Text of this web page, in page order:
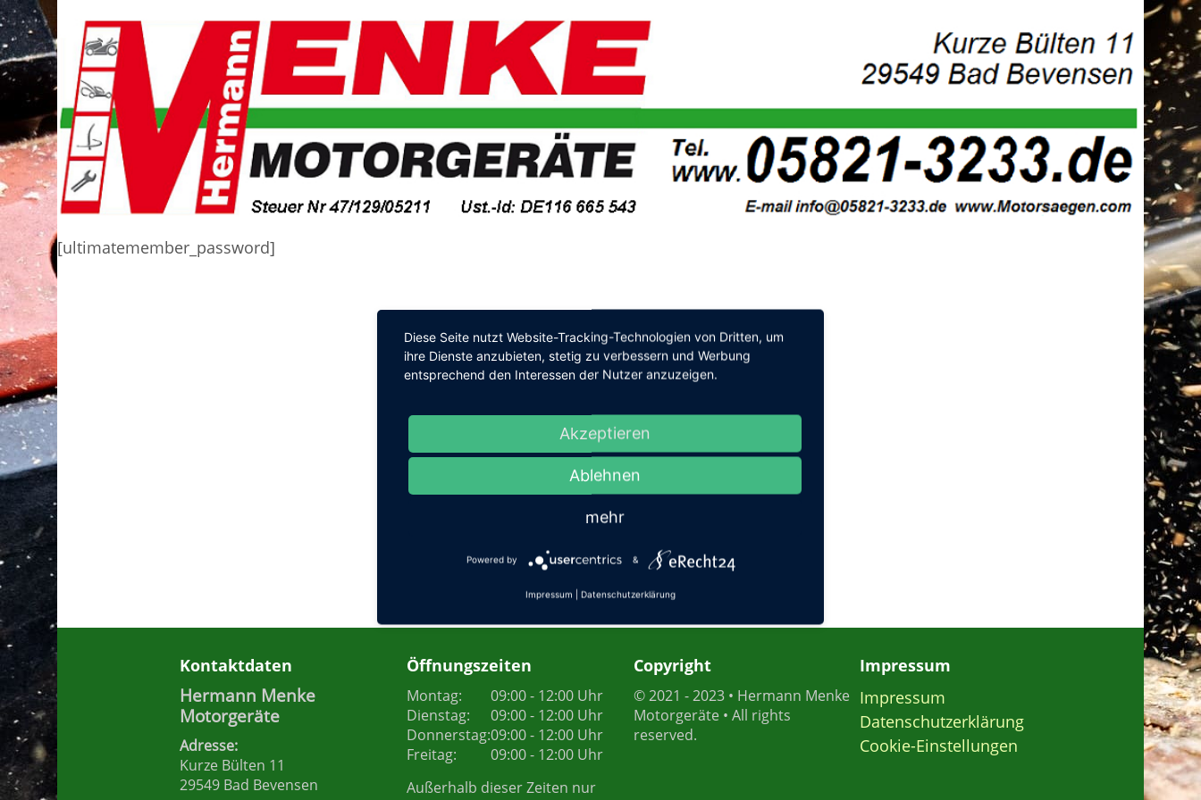
[ultimatemember_password]
Kontaktdaten
Hermann Menke
Motorgeräte
Adresse:
Kurze Bülten 11
29549 Bad Bevensen
Öffnungszeiten
Montag:
09:00 - 12:00 Uhr
Dienstag:
09:00 - 12:00 Uhr
Donnerstag:09:00 - 12:00 Uhr
Freitag:
09:00 - 12:00 Uhr
Außerhalb dieser Zeiten nur
Copyright
© 2021 - 2023 • Hermann Menke
Motorgeräte • All rights
reserved.
Impressum
Impressum
Datenschutzerklärung
Cookie-Einstellungen
Diese Seite nutzt Website-Tracking-Technologien von Dritten, um
ihre Dienste anzubieten, stetig zu verbessern und Werbung
entsprechend den Interessen der Nutzer anzuzeigen.
Akzeptieren
Ablehnen
mehr
Powered by &
Impressum Datenschutzerklärung